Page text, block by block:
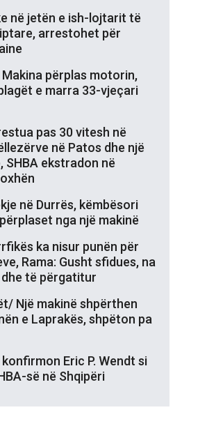
në jetën e ish-lojtarit të
arrestohet për
përplas motorin,
e marra 33-vjeçari
pas 30 vitesh në
në Patos dhe një
SHBA ekstradon në
në Durrës, këmbësori
nga një makinë
ka nisur punën për
Rama: Gusht sfidues, na
të përgatitur
Një makinë shpërthen
e Laprakës, shpëton pa
Eric P. Wendt si
së në Shqipëri